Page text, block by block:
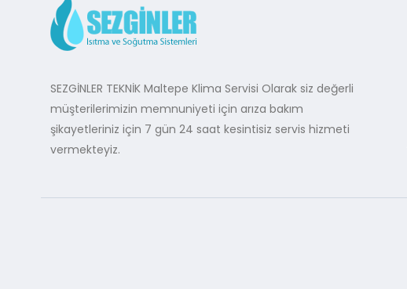
SEZGİNLER TEKNİK Maltepe Klima Servisi Olarak siz değerli
müşterilerimizin memnuniyeti için arıza bakım
şikayetleriniz için 7 gün 24 saat kesintisiz servis hizmeti
vermekteyiz.